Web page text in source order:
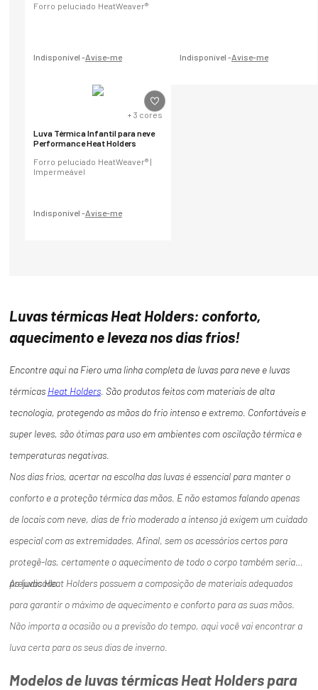
Forro peluciado HeatWeaver®
Indisponível -Avise-me Indisponível -Avise-me
+ 3 cores
Luva Térmica Infantil para neve
Performance Heat Holders
Forro peluciado HeatWeaver® |
Impermeável
Indisponível -Avise-me
Luvas térmicas Heat Holders: conforto,
aquecimento e leveza nos dias frios!
Encontre aqui na Fiero uma linha completa de luvas para neve e luvas
térmicas Heat Holders. São produtos feitos com materiais de alta
tecnologia, protegendo as mãos do frio intenso e extremo. Confortáveis e
super leves, são ótimas para uso em ambientes com oscilação térmica e
temperaturas negativas.
Nos dias frios, acertar na escolha das luvas é essencial para manter o
conforto e a proteção térmica das mãos. E não estamos falando apenas
de locais com neve, dias de frio moderado a intenso já exigem um cuidado
especial com as extremidades. Afinal, sem os acessórios certos para
protegê-las, certamente o aquecimento de todo o corpo também seria
prejudicado.
As luvas Heat Holders possuem a composição de materiais adequados
para garantir o máximo de aquecimento e conforto para as suas mãos.
Não importa a ocasião ou a previsão do tempo, aqui você vai encontrar a
luva certa para os seus dias de inverno.
Modelos de luvas térmicas Heat Holders para